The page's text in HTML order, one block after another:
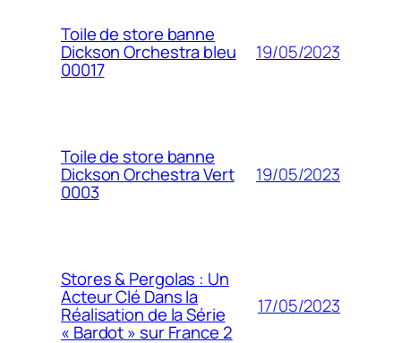
Toile de store banne
Dickson Orchestra bleu
00017
19/05/2023
Toile de store banne
Dickson Orchestra Vert
0003
19/05/2023
Stores & Pergolas : Un
Acteur Clé Dans la
Réalisation de la Série
« Bardot » sur France 2
17/05/2023